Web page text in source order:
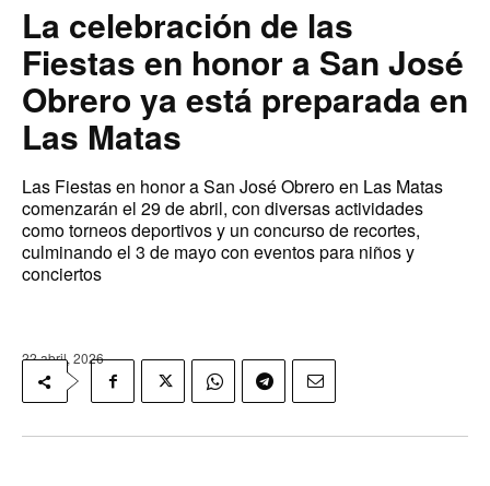
La celebración de las
Fiestas en honor a San José
Obrero ya está preparada en
Las Matas
Las Fiestas en honor a San José Obrero en Las Matas
comenzarán el 29 de abril, con diversas actividades
como torneos deportivos y un concurso de recortes,
culminando el 3 de mayo con eventos para niños y
conciertos
22 abril, 2026